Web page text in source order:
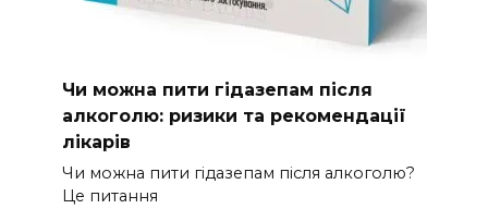
Чи можна пити гідазепам після
алкоголю: ризики та рекомендації
лікарів
Чи можна пити гідазепам після алкоголю?
Це питання